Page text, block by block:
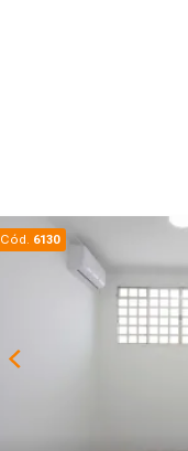
Cód. 6130